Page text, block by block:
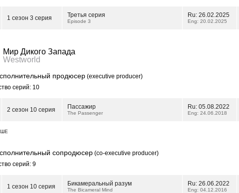
1 сезон 3 серия Третья серия
Episode 3
Ru: 26.02.2025
Eng: 20.02.2025
Мир Дикого Запада
Westworld
продюсер (executive producer)
серий: 10
2 сезон 10 серия Пассажир
The Passenger
Ru: 05.08.2022
Eng: 24.06.2018
сопродюсер (co-executive producer)
серий: 9
1 сезон 10 серия Бикамеральный разум
The Bicameral Mind
Ru: 26.06.2022
Eng: 04.12.2016